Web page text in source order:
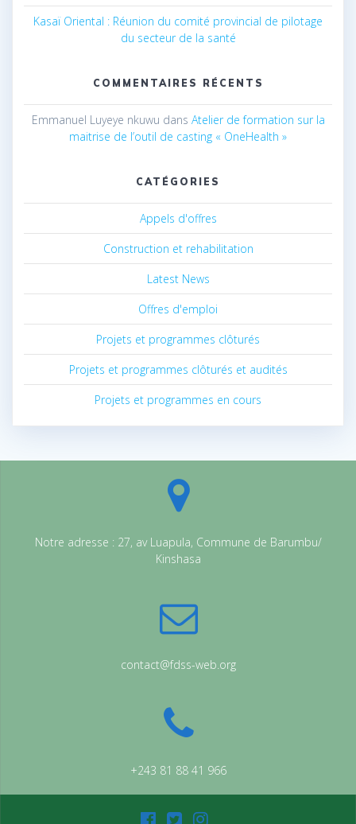
Kasaï Oriental : Réunion du comité provincial de pilotage
du secteur de la santé
COMMENTAIRES RÉCENTS
Emmanuel Luyeye nkuwu dans Atelier de formation sur la
maitrise de l’outil de casting « OneHealth »
CATÉGORIES
Appels d'offres
Construction et rehabilitation
Latest News
Offres d'emploi
Projets et programmes clôturés
Projets et programmes clôturés et audités
Projets et programmes en cours
Notre adresse : 27, av Luapula, Commune de Barumbu/
Kinshasa
contact@fdss-web.org
+243 81 88 41 966